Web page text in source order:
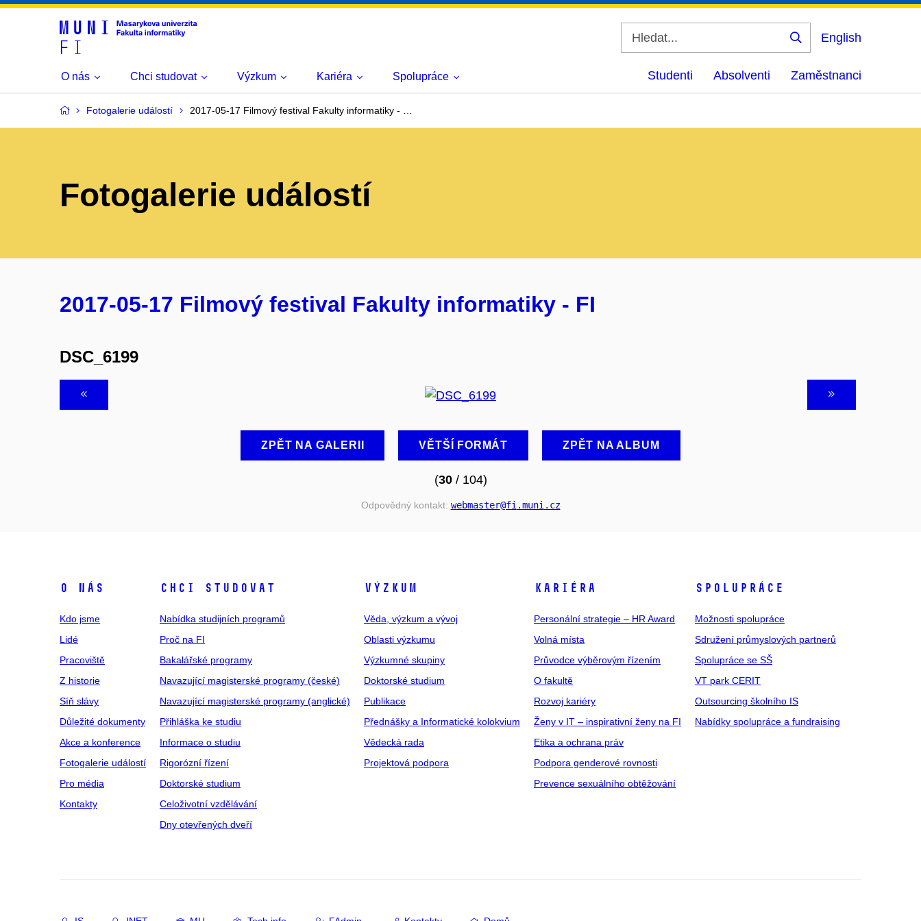
Vyhledat
English
O nás Chci studovat Výzkum Kariéra Spolupráce Studenti Absolventi Zaměstnanci
Fotogalerie událostí 2017-05-17 Filmový festival Fakulty informatiky - …
Fotogalerie událostí
2017-05-17 Filmový festival Fakulty informatiky - FI
DSC_6199
ZPĚT NA GALERII VĚTŠÍ FORMÁT ZPĚT NA ALBUM
(30/ 104)
Odpovědný kontakt: webmaster@fi .muni .cz
O NÁS
Kdo jsme
Lidé
Pracoviště
Z historie
Síň slávy
Důležité dokumenty
Akce a konference
Fotogalerie událostí
Pro média
Kontakty
CHCI STUDOVAT
Nabídka studijních programů
Proč na FI
Bakalářské programy
Navazující magisterské programy (české)
Navazující magisterské programy (anglické)
Přihláška ke studiu
Informace o studiu
Rigorózní řízení
Doktorské studium
Celoživotní vzdělávání
Dny otevřených dveří
VÝZKUM
Věda, výzkum a vývoj
Oblasti výzkumu
Výzkumné skupiny
Doktorské studium
Publikace
Přednášky a Informatické kolokvium
Vědecká rada
Projektová podpora
KARIÉRA
Personální strategie – HR Award
Volná místa
Průvodce výběrovým řízením
O fakultě
Rozvoj kariéry
Ženy v IT – inspirativní ženy na FI
Etika a ochrana práv
Podpora genderové rovnosti
Prevence sexuálního obtěžování
SPOLUPRÁCE
Možnosti spolupráce
Sdružení průmyslových partnerů
Spolupráce se SŠ
VT park CERIT
Outsourcing školního IS
Nabídky spolupráce a fundraising